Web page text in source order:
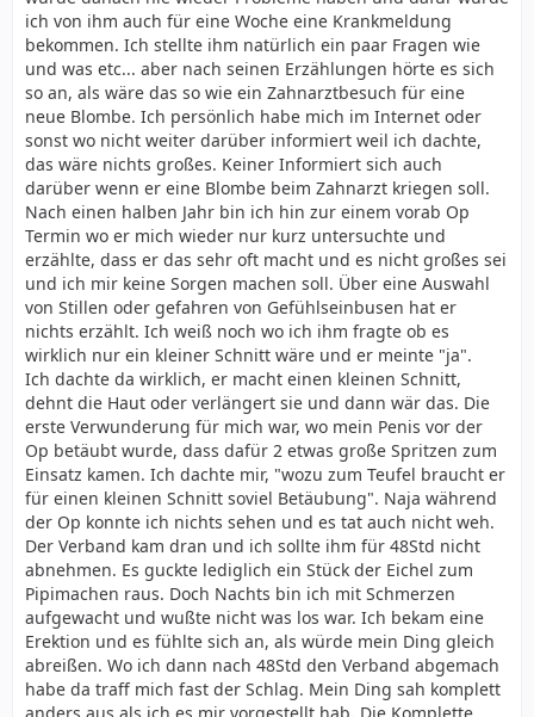
ich von ihm auch für eine Woche eine Krankmeldung
bekommen. Ich stellte ihm natürlich ein paar Fragen wie
und was etc... aber nach seinen Erzählungen hörte es sich
so an, als wäre das so wie ein Zahnarztbesuch für eine
neue Blombe. Ich persönlich habe mich im Internet oder
sonst wo nicht weiter darüber informiert weil ich dachte,
das wäre nichts großes. Keiner Informiert sich auch
darüber wenn er eine Blombe beim Zahnarzt kriegen soll.
Nach einen halben Jahr bin ich hin zur einem vorab Op
Termin wo er mich wieder nur kurz untersuchte und
erzählte, dass er das sehr oft macht und es nicht großes sei
und ich mir keine Sorgen machen soll. Über eine Auswahl
von Stillen oder gefahren von Gefühlseinbusen hat er
nichts erzählt. Ich weiß noch wo ich ihm fragte ob es
wirklich nur ein kleiner Schnitt wäre und er meinte "ja".
Ich dachte da wirklich, er macht einen kleinen Schnitt,
dehnt die Haut oder verlängert sie und dann wär das. Die
erste Verwunderung für mich war, wo mein Penis vor der
Op betäubt wurde, dass dafür 2 etwas große Spritzen zum
Einsatz kamen. Ich dachte mir, "wozu zum Teufel braucht er
für einen kleinen Schnitt soviel Betäubung". Naja während
der Op konnte ich nichts sehen und es tat auch nicht weh.
Der Verband kam dran und ich sollte ihm für 48Std nicht
abnehmen. Es guckte lediglich ein Stück der Eichel zum
Pipimachen raus. Doch Nachts bin ich mit Schmerzen
aufgewacht und wußte nicht was los war. Ich bekam eine
Erektion und es fühlte sich an, als würde mein Ding gleich
abreißen. Wo ich dann nach 48Std den Verband abgemach
habe da traff mich fast der Schlag. Mein Ding sah komplett